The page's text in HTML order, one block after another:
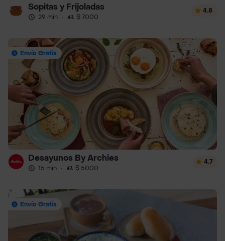
Sopitas y Frijoladas
29 min · $ 7000
4.8
Envío Gratis
Desayunos By Archies
15 min · $ 5000
4.7
Envío Gratis